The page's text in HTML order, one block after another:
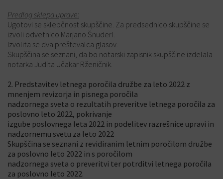
Predlog sklepa uprave:
Ugotovi se sklepčnost skupščine. Za predsednico skupščine se
izvoli odvetnico Marjano Šnuderl.
Izvolita se dva preštevalca glasov.
Skupščina se seznani, da bo notarski zapisnik skupščine izdelala
notarka Judita Učakar Rženičnik.
2. Predstavitev letnega poročila družbe za leto 2022 z
mnenjem revizorja in pisnega poročila
nadzornega sveta o rezultatih preveritve letnega poročila za
poslovno leto 2022, pokrivanje
izgube poslovnega leta 2022 in podelitev razrešnice upravi in
nadzornemu svetu za leto 2022
Skupščina se seznani z revidiranim letnim poročilom družbe
za poslovno leto 2022 in s poročilom
nadzornega sveta o preveritvi ter potrditvi letnega poročila
za poslovno leto 2022.